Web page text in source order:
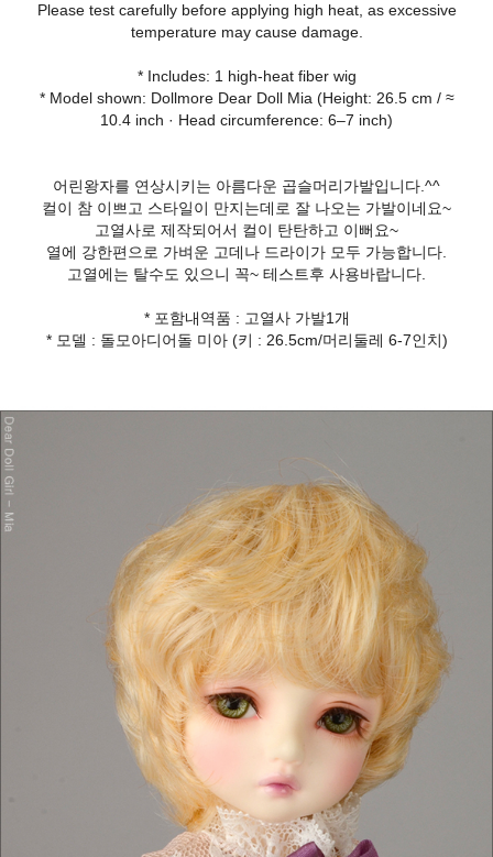
Please test carefully before applying high heat, as excessive
temperature may cause damage.
* Includes: 1 high-heat fiber wig
* Model shown: Dollmore Dear Doll Mia (Height: 26.5 cm / ≈
10.4 inch · Head circumference: 6–7 inch)
어린왕자를 연상시키는 아름다운 곱슬머리가발입니다.^^
컬이 참 이쁘고 스타일이 만지는데로 잘 나오는 가발이네요~
고열사로 제작되어서 컬이 탄탄하고 이뻐요~
열에 강한편으로 가벼운 고데나 드라이가 모두 가능합니다.
고열에는 탈수도 있으니 꼭~ 테스트후 사용바랍니다.
* 포함내역품 : 고열사 가발1개
* 모델 : 돌모아디어돌 미아 (키 : 26.5cm/머리둘레 6-7인치)